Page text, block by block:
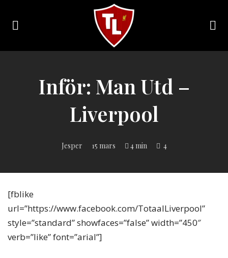
Sveriges
online
magazine!
Inför: Man Utd –
Liverpool
Jesper 15 mars 4 min 4
[fblike
url=”https://www.facebook.com/TotaalLiverpool”
style=”standard” showfaces=”false” width=”450″
verb=”like” font=”arial”]